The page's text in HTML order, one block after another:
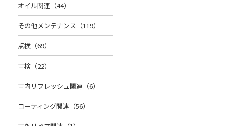
オイル関連（44）
その他メンテナンス（119）
点検（69）
車検（22）
車内リフレッシュ関連（6）
コーティング関連（56）